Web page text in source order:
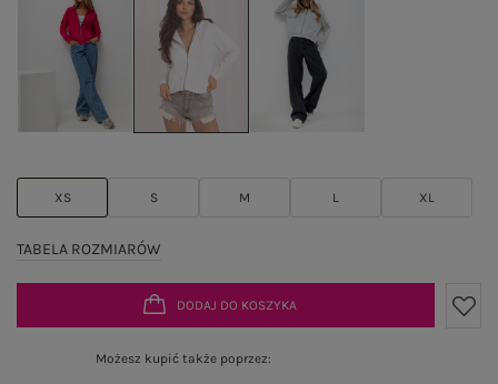
XS S M L XL
TABELA ROZMIARÓW
DODAJ DO KOSZYKA
Możesz kupić także poprzez: